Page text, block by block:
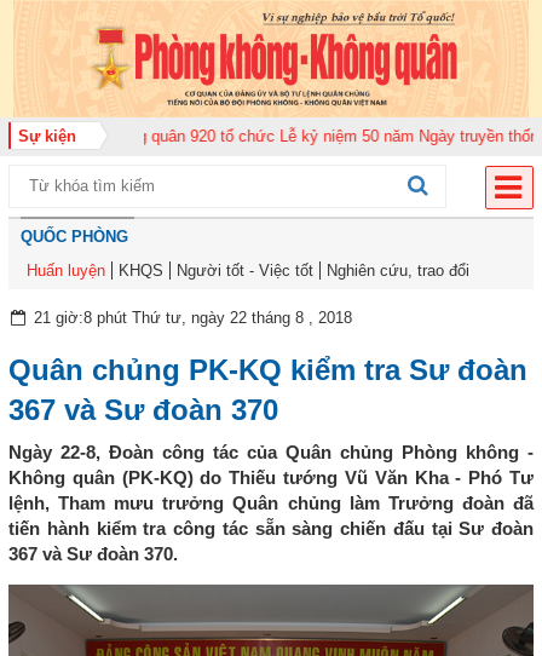
Sự kiện
đoàn Không quân 920 tổ chức Lễ kỷ niệm 50 năm Ngày truyền thống
QUỐC PHÒNG
Huấn luyện
KHQS Người tốt - Việc tốt Nghiên cứu, trao đổi
21 giờ:8 phút Thứ tư, ngày 22 tháng 8 , 2018
Quân chủng PK-KQ kiểm tra Sư đoàn
367 và Sư đoàn 370
Ngày 22-8, Đoàn công tác của Quân chủng Phòng không -
Không quân (PK-KQ) do Thiếu tướng Vũ Văn Kha - Phó Tư
lệnh, Tham mưu trưởng Quân chủng làm Trưởng đoàn đã
tiến hành kiểm tra công tác sẵn sàng chiến đấu tại Sư đoàn
367 và Sư đoàn 370.